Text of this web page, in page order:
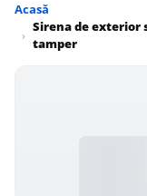
Acasă
Sirena de exterior
tamper